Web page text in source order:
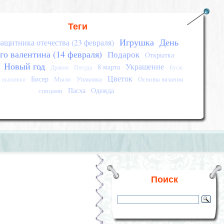
Теги
отечества (23 февраля) Игрушка День
валентина (14 февраля) Подарок Открытка
Новый год Дракон Посуда 8 марта Украшение
Бусы
вышивки
Бисер Мыло Упаковка Цветок
Основы вязания
спицами
Пасха Одежда
Поиск